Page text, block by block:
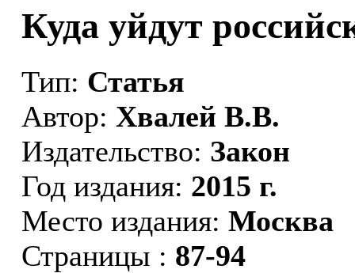
Куда уйдут
Тип: Статья
Автор: Хвалей В.В.
Издательство: Закон
Год издания: 2015 г.
Место издания: Москва
Страницы : 87-94